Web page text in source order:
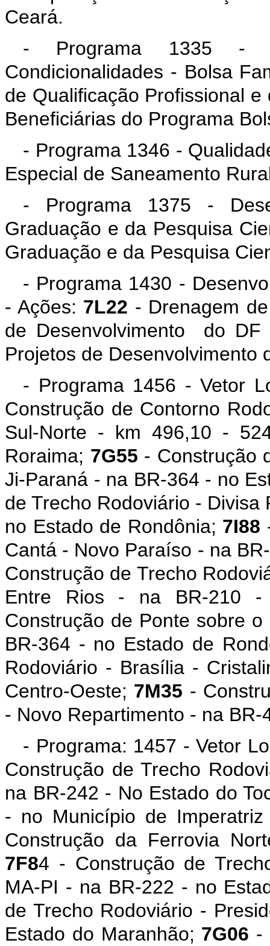
Ceará.
- Programa 1335 -
Condicionalidades - Bolsa
de Qualificação Profissional
Beneficiárias do Programa
- Programa 1346 -
Especial de Saneamento
- Programa 1375 -
Graduação e da Pesquisa
Graduação e da Pesquisa
- Programa 1430 -
- Ações: 7L22 - Drenagem
de Desenvolvimento do
Projetos de Desenvolvimento
- Programa 1456 - Vetor
Construção de Contorno
Sul-Norte - km 496,10 -
Roraima; 7G55 - Construção
Ji-Paraná - na BR-364 - no
de Trecho Rodoviário -
no Estado de Rondônia; 7I88
Cantá - Novo Paraíso - na
Construção de Trecho
Entre Rios - na BR-210
Construção de Ponte sobre
BR-364 - no Estado de
Rodoviário - Brasília -
Centro-Oeste; 7M35 -
- Novo Repartimento - na
- Programa: 1457 - Vetor
Construção de Trecho
na BR-242 - No Estado do
- no Município de
Construção da Ferrovia
7F84 - Construção de
MA-PI - na BR-222 - no
de Trecho Rodoviário -
Estado do Maranhão; 7G06 -